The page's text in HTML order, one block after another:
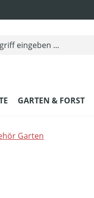
GARTEN & FORST
Garten